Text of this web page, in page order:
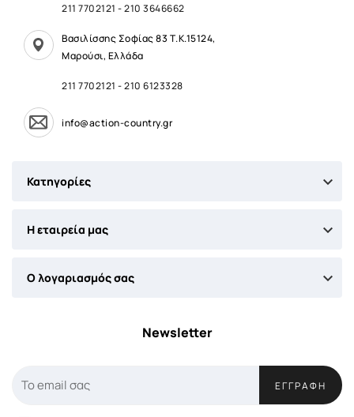
211 7702121 -210 3646662
Βασιλίσσης Σοφίας 83 Τ.Κ.15124,
Μαρούσι, Ελλάδα
211 7702121 -210 6123328
info@action-country.gr
Κατηγορίες 
Η εταιρεία μας 
Ο λογαριασμός σας 
Newsletter
ΕΓΓΡΑΦΉ